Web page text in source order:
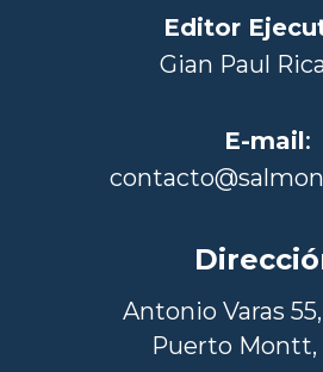
Editor
Gian Paul
E-mail:
Antonio Varas
Puerto Montt,